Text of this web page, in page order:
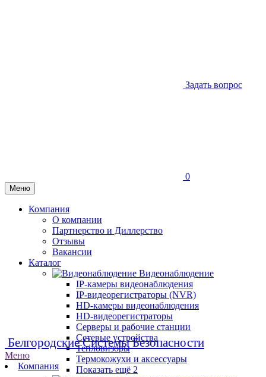
Задать вопрос
0
Меню
Компания
О компании
Партнерство и Диллерство
Отзывы
Вакансии
Каталог
Видеонаблюдение
IP-камеры видеонаблюдения
IP-видеорегистраторы (NVR)
HD-камеры видеонаблюдения
HD-видеорегистраторы
Серверы и рабочие станции
Сетевые устройства
Тепловизоры
Термокожухи и аксессуары
Показать ещё 2
Белгородские Системы Безопасности
Меню
Компания